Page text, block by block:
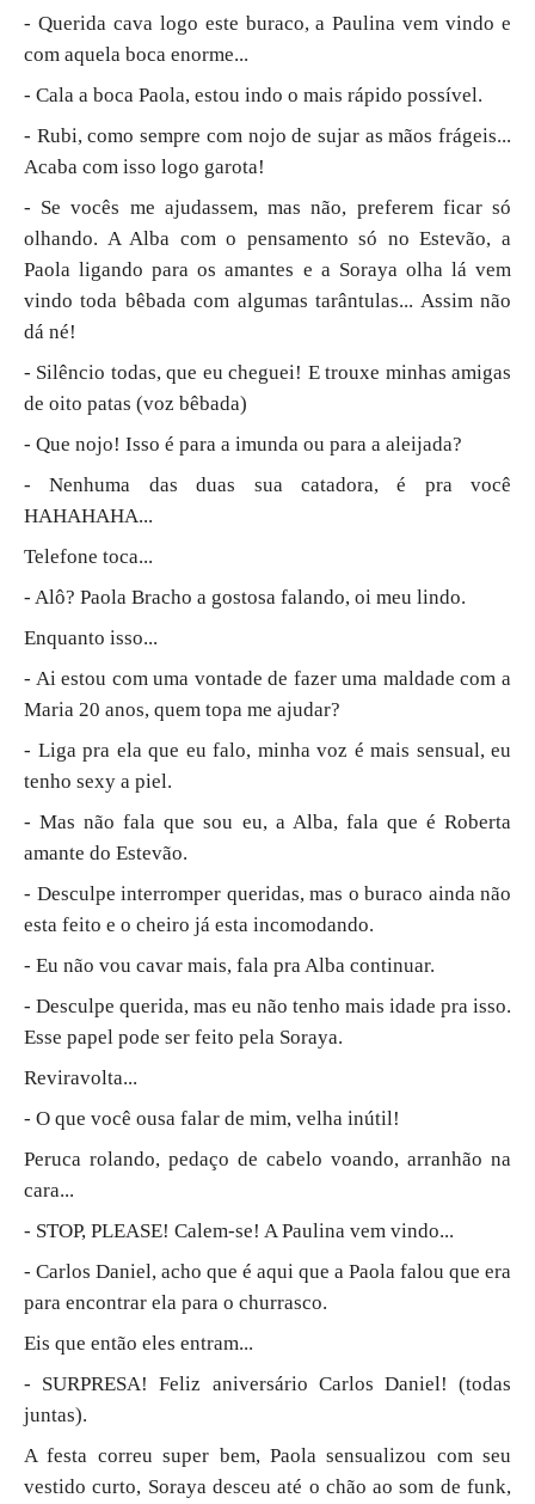
- Querida cava logo este buraco, a Paulina vem vindo e
com aquela boca enorme...
- Cala a boca Paola, estou indo o mais rápido possível.
- Rubi, como sempre com nojo de sujar as mãos frágeis...
Acaba com isso logo garota!
- Se vocês me ajudassem, mas não, preferem ficar só
olhando. A Alba com o pensamento só no Estevão, a
Paola ligando para os amantes e a Soraya olha lá vem
vindo toda bêbada com algumas tarântulas... Assim não
dá né!
- Silêncio todas, que eu cheguei! E trouxe minhas amigas
de oito patas (voz bêbada)
- Que nojo! Isso é para a imunda ou para a aleijada?
- Nenhuma das duas sua catadora, é pra você
HAHAHAHA...
Telefone toca...
- Alô? Paola Bracho a gostosa falando, oi meu lindo.
Enquanto isso...
- Ai estou com uma vontade de fazer uma maldade com a
Maria 20 anos, quem topa me ajudar?
- Liga pra ela que eu falo, minha voz é mais sensual, eu
tenho sexy a piel.
- Mas não fala que sou eu, a Alba, fala que é Roberta
amante do Estevão.
- Desculpe interromper queridas, mas o buraco ainda não
esta feito e o cheiro já esta incomodando.
- Eu não vou cavar mais, fala pra Alba continuar.
- Desculpe querida, mas eu não tenho mais idade pra isso.
Esse papel pode ser feito pela Soraya.
Reviravolta...
- O que você ousa falar de mim, velha inútil!
Peruca rolando, pedaço de cabelo voando, arranhão na
cara...
- STOP, PLEASE! Calem-se! A Paulina vem vindo...
- Carlos Daniel, acho que é aqui que a Paola falou que era
para encontrar ela para o churrasco.
Eis que então eles entram...
- SURPRESA! Feliz aniversário Carlos Daniel! (todas
juntas).
A festa correu super bem, Paola sensualizou com seu
vestido curto, Soraya desceu até o chão ao som de funk,